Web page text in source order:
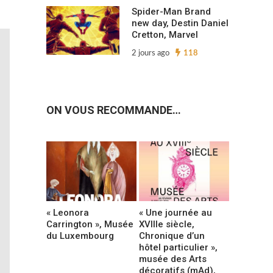
Spider-Man Brand
new day, Destin Daniel
Cretton, Marvel
2 jours ago 118
ON VOUS RECOMMANDE…
« Leonora
Carrington », Musée
du Luxembourg
« Une journée au
XVIIIe siècle,
Chronique d’un
hôtel particulier »,
musée des Arts
décoratifs (mAd),